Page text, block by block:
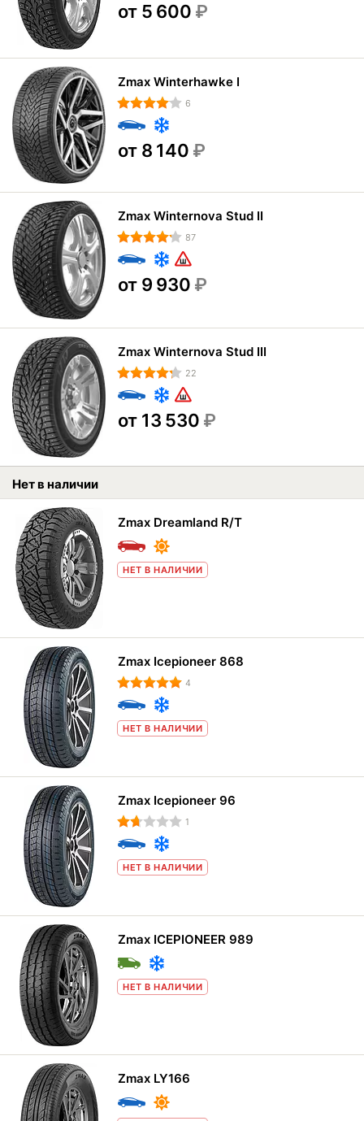
от 5 600 ₽
Zmax Winterhawke I
6
от 8 140 ₽
Zmax Winternova Stud II
87
от 9 930 ₽
Zmax Winternova Stud III
22
от 13 530 ₽
Нет в наличии
Zmax Dreamland R/T
НЕТ В НАЛИЧИИ
Zmax Icepioneer 868
4
НЕТ В НАЛИЧИИ
Zmax Icepioneer 96
1
НЕТ В НАЛИЧИИ
Zmax ICEPIONEER 989
НЕТ В НАЛИЧИИ
Zmax LY166